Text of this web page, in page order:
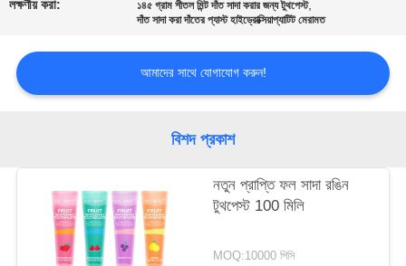
উদ্ধৃতির
জন্য
সাইটম্যাপ
গোপনীয়তা
লক্ষণীয় করা: ১৪৫ গ্রাম শীতল মিন্ট দাঁত সাদা করার জন্য টুথপেস্ট,
দাঁত সাদা করা দাঁতের প্যাস্ট হাইড্রোক্সিয়াপ্যাটিট মেরামত
আমাদের সাথে যোগাযোগ করুন!
বিশদ প্রকাশ
নতুন প্রাপ্তি ফল সাদা রঙিন
টুথপেস্ট 100 মিলি
MOQ:10000 পিসি